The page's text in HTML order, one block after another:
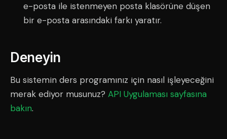
e-posta ile istenmeyen posta klasörüne düşen
bir e-posta arasındaki farkı yaratır.
Deneyin
Bu sistemin ders programınız için nasıl işleyeceğini
merak ediyor musunuz? API Uygulaması sayfasına
bakın.